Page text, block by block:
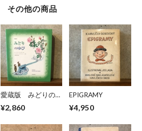
その他の商品
愛蔵版 みどりのゆ
¥2,860
EPIGRAMY
¥4,950